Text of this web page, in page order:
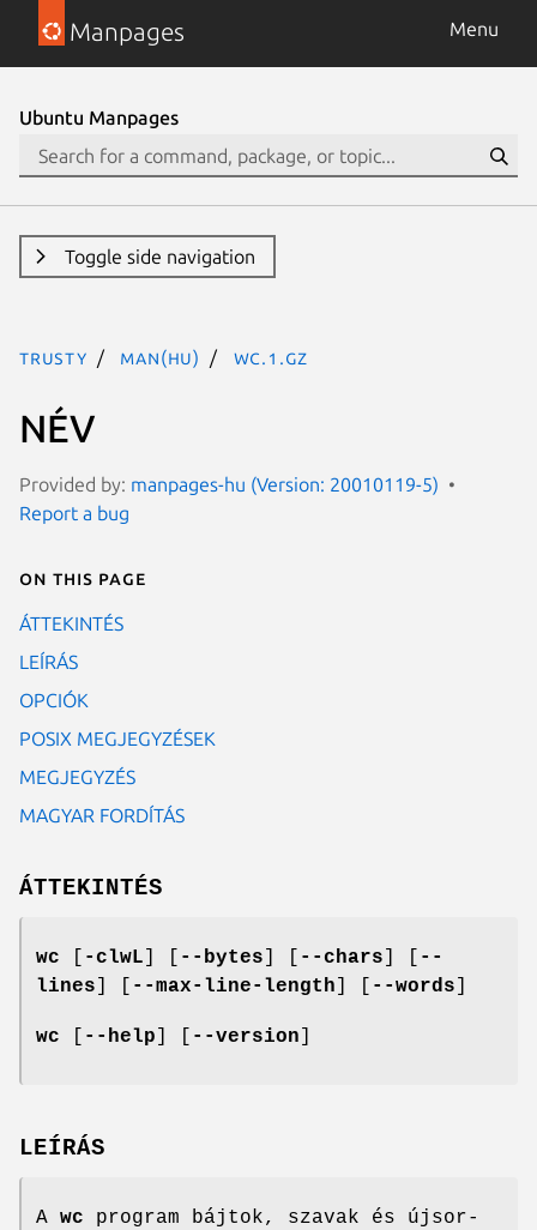
Manpages Menu
Ubuntu Manpages
Toggle side navigation
trusty man(hu) wc.1.gz
NÉV
Provided by: manpages-hu (Version: 20010119-5)
Report a bug
On this page
ÁTTEKINTÉS
LEÍRÁS
OPCIÓK
POSIX MEGJEGYZÉSEK
MEGJEGYZÉS
MAGYAR FORDÍTÁS
ÁTTEKINTÉS
wc -clwL --bytes --chars
--
lines
--max-line-length --words
wc --help --version
LEÍRÁS
A wc program bájtok, szavak és újsor-